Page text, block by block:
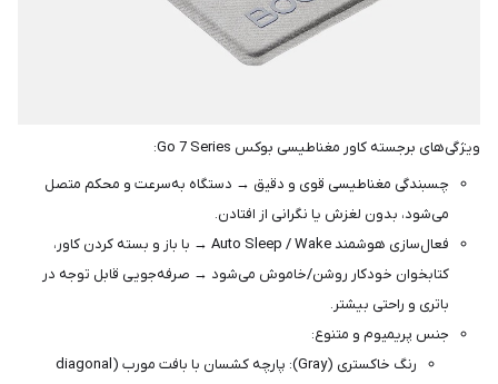
ویژگی‌های برجسته کاور مغناطیسی بوکس Go 7 Series:
چسبندگی مغناطیسی قوی و دقیق → دستگاه به‌سرعت و محکم متصل
می‌شود، بدون لغزش یا نگرانی از افتادن.
فعال‌سازی هوشمند Auto Sleep / Wake → با باز و بسته کردن کاور،
کتابخوان خودکار روشن/خاموش می‌شود → صرفه‌جویی قابل توجه در
باتری و راحتی بیشتر.
جنس پریمیوم و متنوع:
رنگ خاکستری (Gray): پارچه کشسان با بافت مورب (diagonal